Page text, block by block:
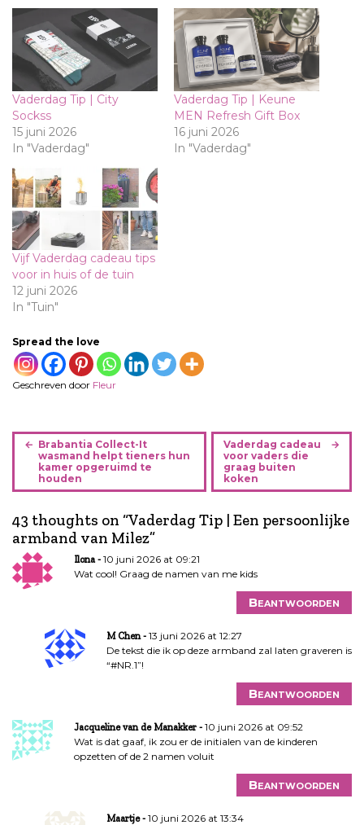
Vaderdag Tip | City
Sockss
15 juni 2026
In "Vaderdag"
Vaderdag Tip | Keune
MEN Refresh Gift Box
16 juni 2026
In "Vaderdag"
Vijf Vaderdag cadeau tips
voor in huis of de tuin
12 juni 2026
In "Tuin"
Spread the love
Geschreven door Fleur
B
i
h
t
n
a
Brabantia Collect-It
wasmand helpt tieners hun
kamer opgeruimd te
houden
Vaderdag cadeau
voor vaders die
graag buiten
koken
43 thoughts on “Vaderdag Tip | Een persoonlijke
armband van Milez”
Ilona
10 juni 2026 at 09:21
Wat cool! Graag de namen van me kids
Beantwoorden
M Chen
13 juni 2026 at 12:27
De tekst die ik op deze armband zal laten graveren is
“#NR.1”!
Beantwoorden
Jacqueline van de Manakker
10 juni 2026 at 09:52
Wat is dat gaaf, ik zou er de initialen van de kinderen
opzetten of de 2 namen voluit
Beantwoorden
Maartje
10 juni 2026 at 13:34